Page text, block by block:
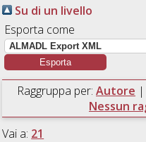
Su di un livello
Esporta come
Raggruppa per: Autore |
Nessun
Vai a: 21